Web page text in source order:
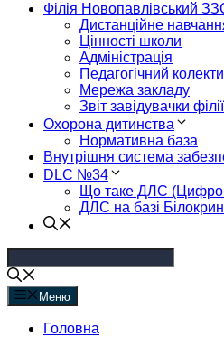
Філія Новопавлівський
Дистанційне
Цінності школи
Адміністрація
Педагогічний
Мережа закладу
Звіт завідувачки
Охорона дитинства
Нормативна база
Внутрішня система
DLC №34
Що таке ДЛС
ДЛС на базі
Меню
Головна